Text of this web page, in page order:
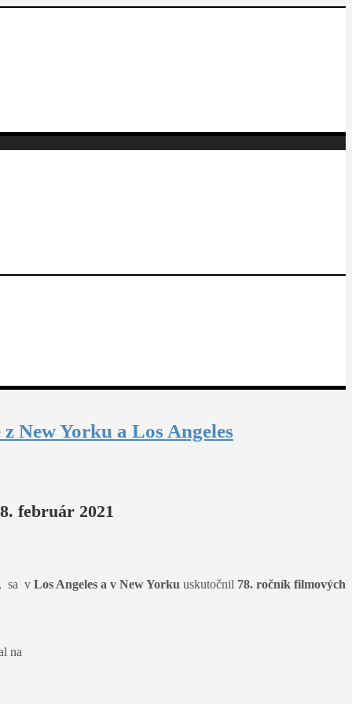
New Yorku a Los Angeles
február 2021
sa v Los Angeles a v New Yorku uskutočnil 78. ročník filmových
na